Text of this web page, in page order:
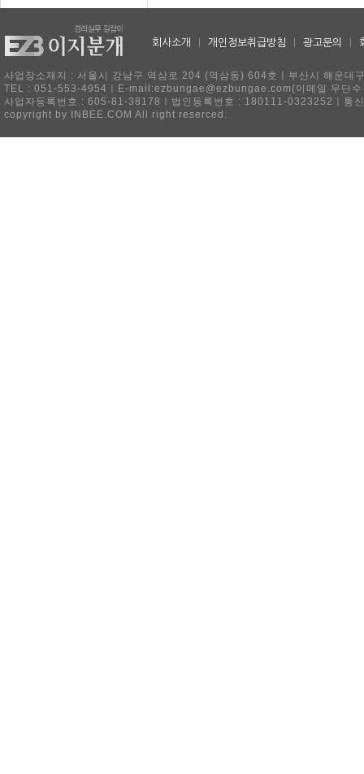
회사소개 개인정보취급방침 광고문의
사업장소재지 : 서울시 강남구 역삼로 204 (역삼동) 604호ㅣ부산시 해운
TEL : 051-553-4954ㅣE-mail:ezbungae@ezbungae.com(이메일 무단수
사업자등록번호 : 605-81-38178ㅣ법인등록번호 : 180111-0323252ㅣ통
copyright by INBEE.COM All right reserced.